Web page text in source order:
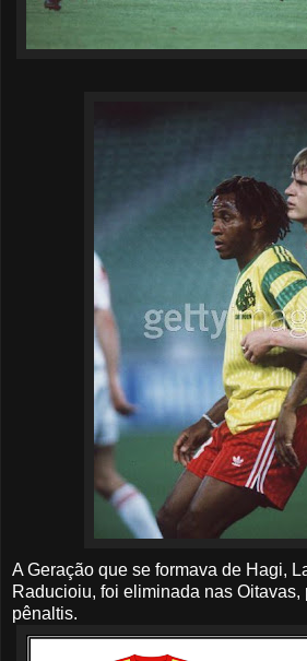
A Geração que se formava de Hagi,
Raducioiu, foi eliminada nas Oitavas,
pênaltis.